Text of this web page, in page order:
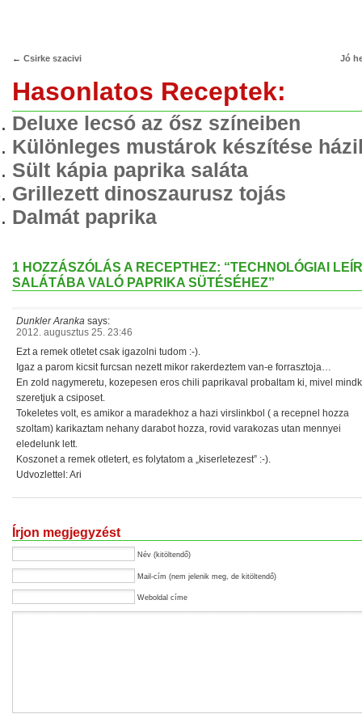
← Csirke szacivi Jó
Hasonlatos Receptek:
Deluxe lecsó az ősz színeiben
Különleges mustárok készítése
Sült kápia paprika saláta
Grillezett dinoszaurusz tojás
Dalmát paprika
1 HOZZÁSZÓLÁS A RECEPTHEZ: “TECHNOLÓGIAI
SALÁTÁBA VALÓ PAPRIKA SÜTÉSÉHEZ”
Dunkler Aranka says:
2012. augusztus 25. 23:46
Ezt a remek otletet csak igazolni tudom :-).
Igaz a parom kicsit furcsan nezett mikor rakerdeztem van-e forrasztoja…
En zold nagymeretu, kozepesen eros chili paprikaval probaltam ki, mivel
szeretjuk a csiposet.
Tokeletes volt, es amikor a maradekhoz a hazi virslinkbol ( a recepnel hozza
szoltam) karikaztam nehany darabot hozza, rovid varakozas utan mennyei
eledelunk lett.
Koszonet a remek otletert, es folytatom a „kiserletezest” :-).
Udvozlettel: Ari
Írjon megjegyzést
Név (kitöltendő)
Mail-cím (nem jelenik meg, de kitöltendő)
Weboldal címe